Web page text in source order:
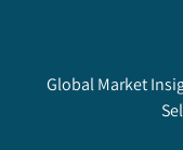
Global Market